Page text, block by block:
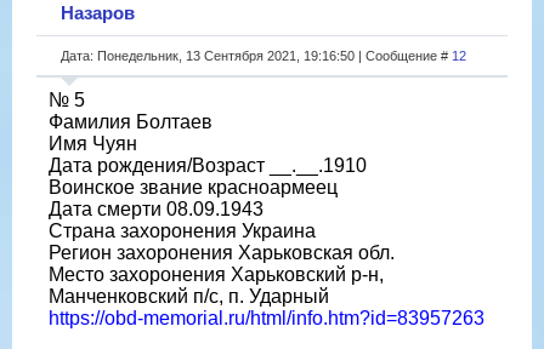
Назаров
Дата: Понедельник, 13 Сентября 2021, 19:16:50 | Сообщение # 12
№ 5
Фамилия Болтаев
Имя Чуян
Дата рождения/Возраст __.__.1910
Воинское звание красноармеец
Дата смерти 08.09.1943
Страна захоронения Украина
Регион захоронения Харьковская обл.
Место захоронения Харьковский р-н,
Манченковский п/с, п. Ударный
https://obd-memorial.ru/html/info.htm?id=83957263